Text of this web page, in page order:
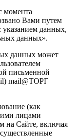
момента
Вами путем
указанием данных,
данных».
данных может
письменной
mail@ТОРГ
(как
лицами
на Сайте, включая